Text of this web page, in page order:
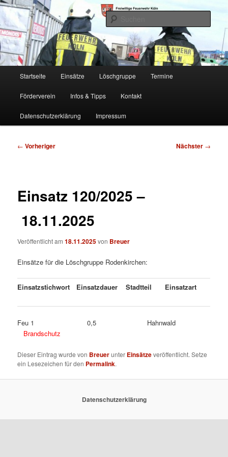
Zum
primären
Inhalt
springenFF Köln, LG RD
Freiwillige Feuerwehr Köln, Löschgruppe Rodenkirchen
Startseite Einsätze Löschgruppe Termine
Förderverein Infos & Tipps Kontakt
Datenschutzerklärung Impressum
Beitragsnavigation
← Vorheriger Nächster →
Einsatz 120/2025 –
18.11.2025
Veröffentlicht am18.11.2025von Breuer
Einsätze für die Löschgruppe Rodenkirchen:
Einsatzstichwort Einsatzdauer Stadtteil Einsatzart
Feu 1 0,5 Hahnwald
Brandschutz
Dieser Eintrag wurde von Breuerunter Einsätzeveröffentlicht. Setze
ein Lesezeichen für den Permalink.
Datenschutzerklärung